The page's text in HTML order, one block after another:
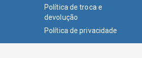
Política de troca e
devolução
Política de privacidade